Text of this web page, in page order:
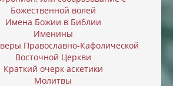
Божественной волей
Имена Божии в Библии
Именины
Православно-Кафолической
Восточной Церкви
Краткий очерк аскетики
Молитвы